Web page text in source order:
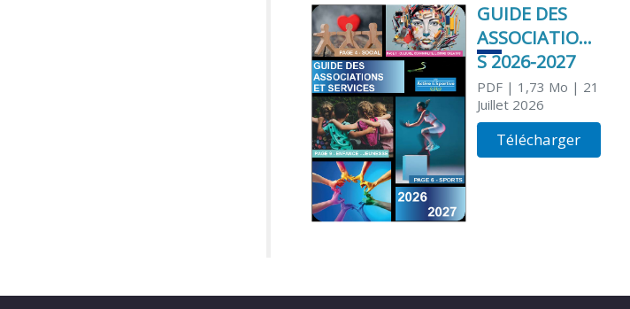
GUIDE DES
ASSOCIATION
S 2026-2027
PDF| 1,73 Mo | 21
Juillet 2026
Télécharger